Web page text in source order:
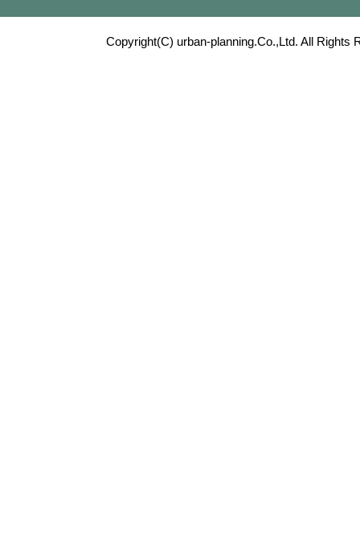
Copyright(C) urban-planning.Co.,Ltd. All Rights